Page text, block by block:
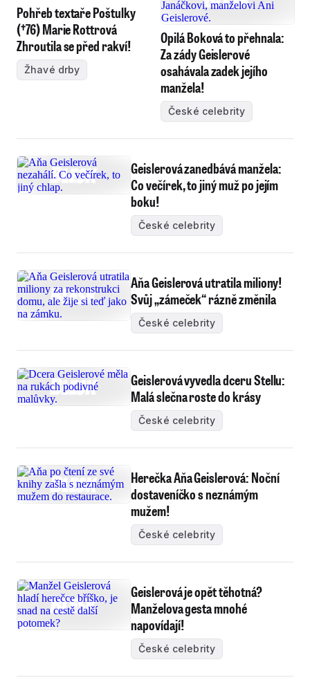
Pohřeb textaře Poštulky
(†76) Marie Rottrová
Zhroutila se před rakví!
Žhavé drby
Opilá Boková to přehnala:
Za zády Geislerové
osahávala zadek jejího
manžela!
České celebrity
Geislerová zanedbává manžela:
Co večírek, to jiný muž po jejím
boku!
České celebrity
Aňa Geislerová utratila miliony!
Svůj „zámeček“ rázně změnila
České celebrity
Geislerová vyvedla dceru Stellu:
Malá slečna roste do krásy
České celebrity
Herečka Aňa Geislerová: Noční
dostaveníčko s neznámým
mužem!
České celebrity
Geislerová je opět těhotná?
Manželova gesta mnohé
napovídají!
České celebrity